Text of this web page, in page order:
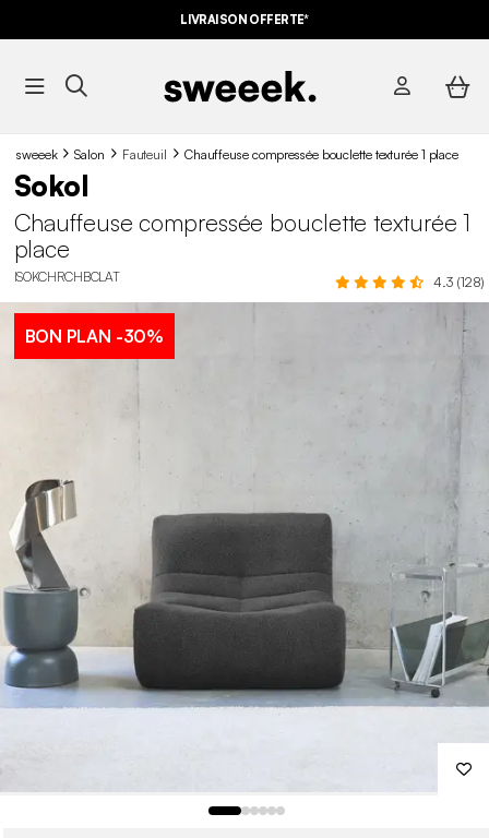
BONS PLANS* AVEC LECODE SUMMER10
LIVRAISON OFFERTE*
sweeek Salon Fauteuil Chauffeuse compressée bouclette texturée 1 place
Sokol
Chauffeuse compressée bouclette texturée 1
place
ISOKCHRCHBCLAT 4.3 (128)
BON PLAN -30%